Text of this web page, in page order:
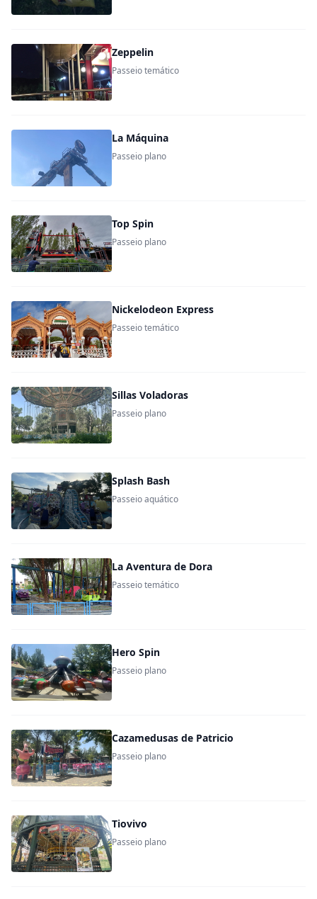
Zeppelin
Passeio temático
La Máquina
Passeio plano
Top Spin
Passeio plano
Nickelodeon Express
Passeio temático
Sillas Voladoras
Passeio plano
Splash Bash
Passeio aquático
La Aventura de Dora
Passeio temático
Hero Spin
Passeio plano
Cazamedusas de Patricio
Passeio plano
Tiovivo
Passeio plano